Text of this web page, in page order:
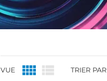
VUE   TRIER PAR